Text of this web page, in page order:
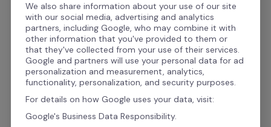
Desempenho da Equipe
Treinamento e
Desenvolvimento
Empresarial [Ebook]
We also share information about your use of our site
with our social media, advertising and analytics
partners, including Google, who may combine it with
other information that you've provided to them or
that they've collected from your use of their services.
Google and partners will use your personal data for ad
personalization and measurement, analytics,
functionality, personalization, and security purposes.
For details on how Google uses your data, visit:
Google's Business Data Responsibility.